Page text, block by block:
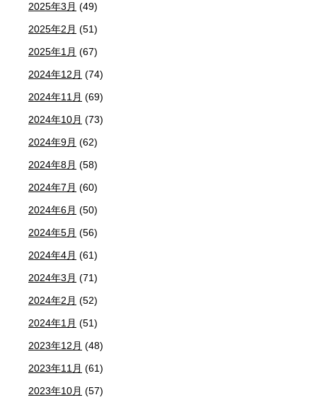
2025年3月 (49)
2025年2月 (51)
2025年1月 (67)
2024年12月 (74)
2024年11月 (69)
2024年10月 (73)
2024年9月 (62)
2024年8月 (58)
2024年7月 (60)
2024年6月 (50)
2024年5月 (56)
2024年4月 (61)
2024年3月 (71)
2024年2月 (52)
2024年1月 (51)
2023年12月 (48)
2023年11月 (61)
2023年10月 (57)